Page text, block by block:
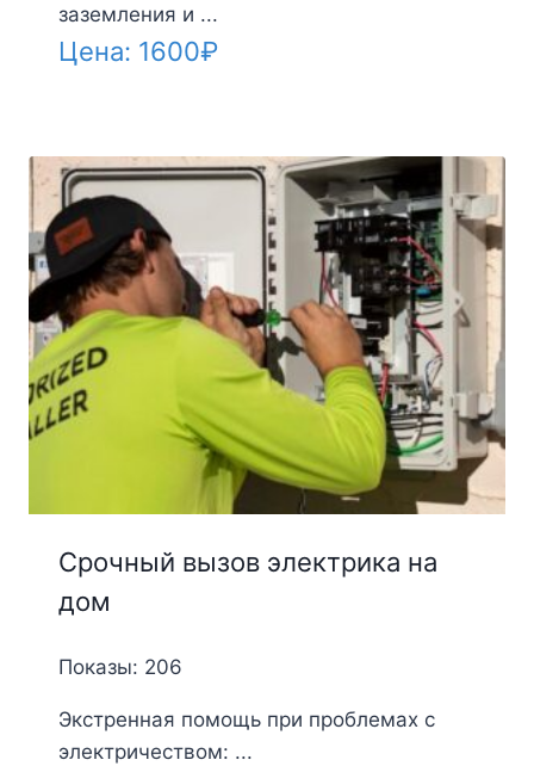
заземления и ...
Цена: 1600₽
Срочный вызов электрика на
дом
Показы: 206
Экстренная помощь при проблемах с
электричеством: ...